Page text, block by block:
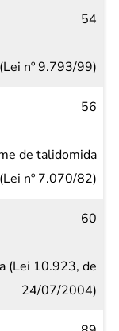
54
nº 9.793/99)
56
de talidomida
(Lei nº 7.070/82)
60
(Lei 10.923, de
24/07/2004)